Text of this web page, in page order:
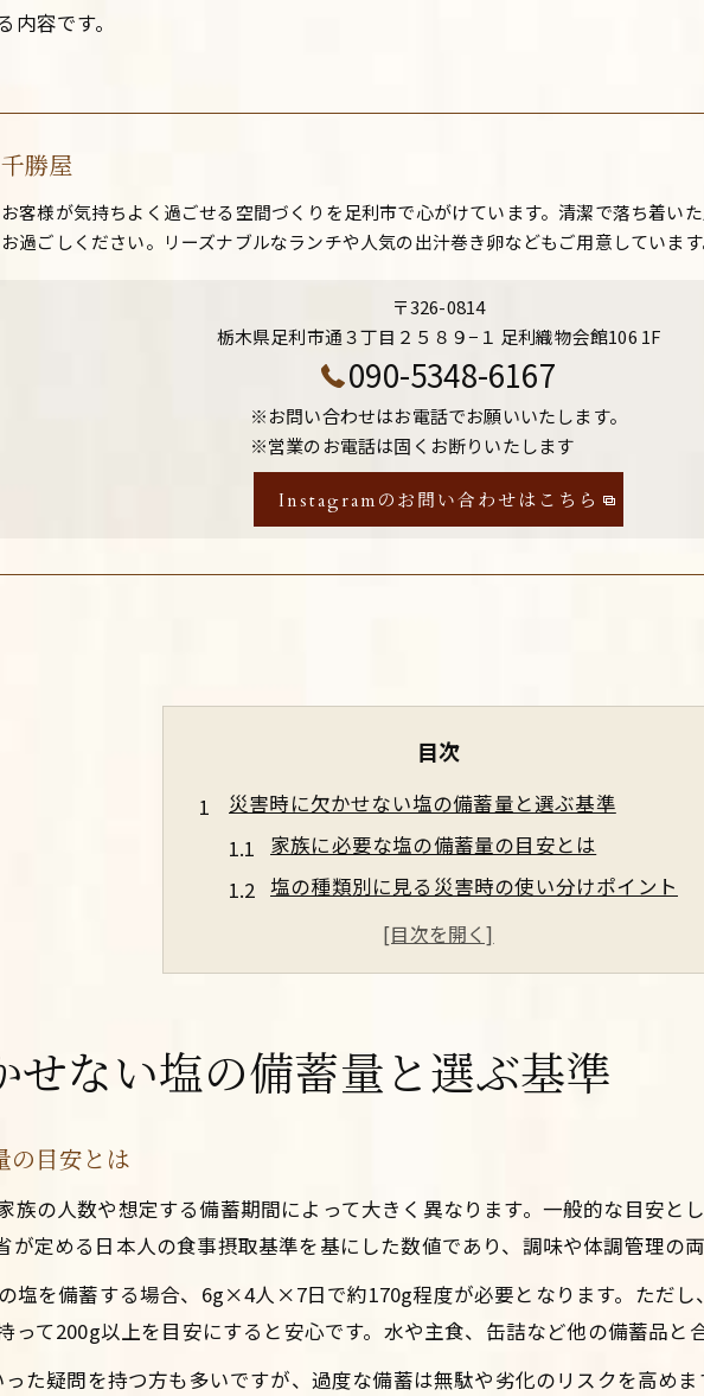
容です。
千勝屋
お客様が気持ちよく過ごせる空間づくりを足利市で心がけています。清潔で落ち着い
お過ごしください。リーズナブルなランチや人気の出汁巻き卵などもご用意していま
〒326-0814
栃木県足利市通３丁目２５８９−１ 足利織物会館106 1F
090-5348-6167
※お問い合わせはお電話でお願いいたします。
※営業のお電話は固くお断りいたします
Instagramのお問い合わせはこちら
目次
災害時に欠かせない塩の備蓄量と選ぶ基準
家族に必要な塩の備蓄量の目安とは
塩の種類別に見る災害時の使い分けポイント
備蓄に最適な塩の選び方と保存性比較
長期保存できる塩の特徴と選定基準
体調管理に役立つ塩の長期保存術を伝授
体調維持に不可欠な塩の正しい保存方法
食卓塩や自然塩の長持ち保存ポイント
長期備蓄に適した塩の保管容器の選び方
20年前の塩は使える？備蓄時の注意点
古い塩の安全性を見極める判断基準
未開封と開封後で異なる塩の保存状態
せない塩の備蓄量と選ぶ基準
の目安とは
族の人数や想定する備蓄期間によって大きく異なります。一般的な目安と
が定める日本人の食事摂取基準を基にした数値であり、調味や体調管理の
塩を備蓄する場合、6g×4人×7日で約170g程度が必要となります。ただ
って200g以上を目安にすると安心です。水や主食、缶詰など他の備蓄品と
った疑問を持つ方も多いですが、過度な備蓄は無駄や劣化のリスクを高め